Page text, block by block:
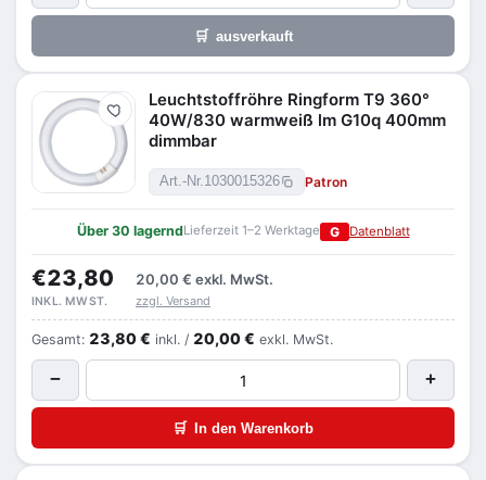
🛒 ausverkauft
Merken
Leuchtstoffröhre Ringform T9 360°
40W/830 warmweiß lm G10q 400mm
dimmbar
Art.-Nr.1030015326 Patron
Über 30 lagerndLieferzeit 1–2 Werktage G Datenblatt
€23,80 20,00 € exkl. MwSt.
INKL. MWST. zzgl. Versand
Gesamt: 23,80 € inkl. / 20,00 € exkl. MwSt.
− +
🛒 In den Warenkorb